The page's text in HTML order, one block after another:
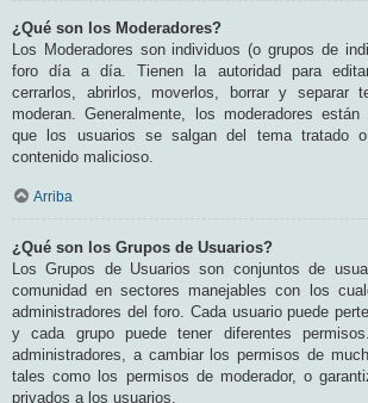
¿Qué son los Moderadores?
Los Moderadores son individuos (o grupos de
foro día a día. Tienen la autoridad para
cerrarlos, abrirlos, moverlos, borrar y separar
moderan. Generalmente, los moderadores
que los usuarios se salgan del tema tratado
contenido malicioso.
Arriba
¿Qué son los Grupos de Usuarios?
Los Grupos de Usuarios son conjuntos de
comunidad en sectores manejables con los
administradores del foro. Cada usuario puede
y cada grupo puede tener diferentes
administradores, a cambiar los permisos de
tales como los permisos de moderador, o
privados a los usuarios.